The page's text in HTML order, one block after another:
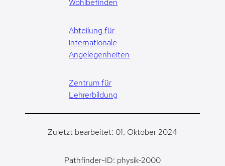
Abteilung für
internationale
Angelegenheiten
Zentrum für
Lehrerbildung
Zuletzt bearbeitet: 01. Oktober 2024
Pathfinder-ID: physik-2000